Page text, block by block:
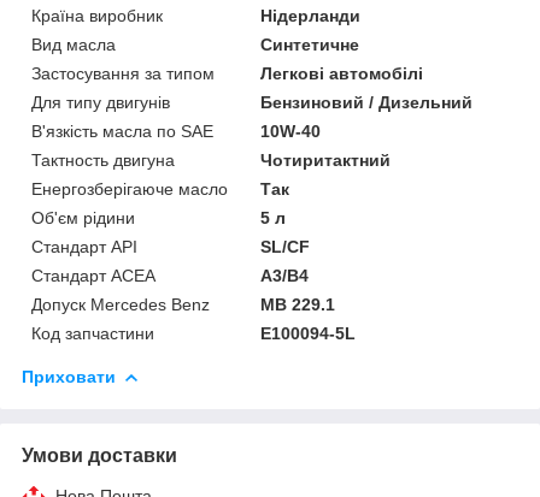
Країна виробник
Нідерланди
Вид масла
Синтетичне
Застосування за типом
Легкові автомобілі
Для типу двигунів
Бензиновий / Дизельний
В'язкість масла по SAE
10W-40
Тактность двигуна
Чотиритактний
Енергозберігаюче масло
Так
Об'єм рідини
5 л
Стандарт API
SL/CF
Стандарт ACEA
A3/B4
Допуск Mercedes Benz
MB 229.1
Код запчастини
E100094-5L
Приховати
Умови доставки